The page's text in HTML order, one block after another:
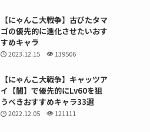
【にゃんこ大戦争】古びたタマ
ゴの優先的に進化させたいおす
すめキャラ
2023.12.15 139506
【にゃんこ大戦争】キャッツア
イ【闇】で優先的にLv60を狙
うべきおすすめキャラ33選
2022.12.05 121111